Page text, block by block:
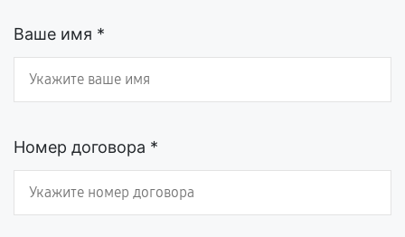
Ваше имя *
Номер договора *